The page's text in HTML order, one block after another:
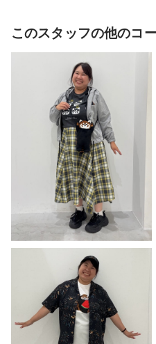
このスタッフの他のコ